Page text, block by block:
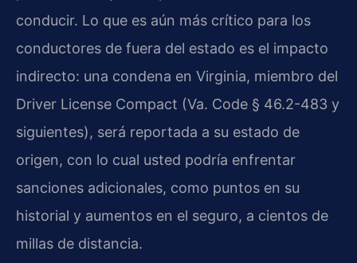
conducir. Lo que es aún más crítico para los
conductores de fuera del estado es el impacto
indirecto: una condena en Virginia, miembro del
Driver License Compact (Va. Code § 46.2-483 y
siguientes), será reportada a su estado de
origen, con lo cual usted podría enfrentar
sanciones adicionales, como puntos en su
historial y aumentos en el seguro, a cientos de
millas de distancia.